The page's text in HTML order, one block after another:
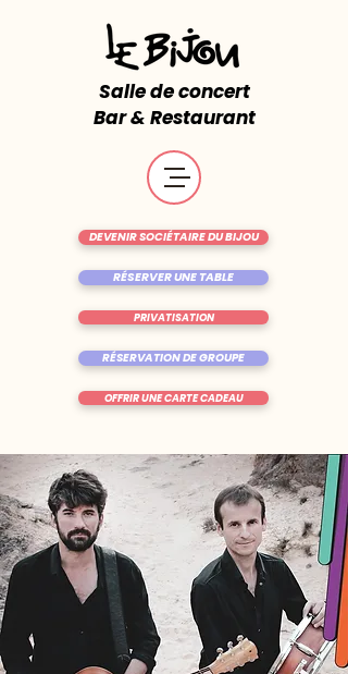
Salle de concert
Bar & Restaurant
RÉSERVER UNE TABLE
OFFRIR UNE CARTE CADEAU
DEVENIR SOCIÉTAIRE DU BIJOU
RÉSERVATION DE GROUPE
PRIVATISATION